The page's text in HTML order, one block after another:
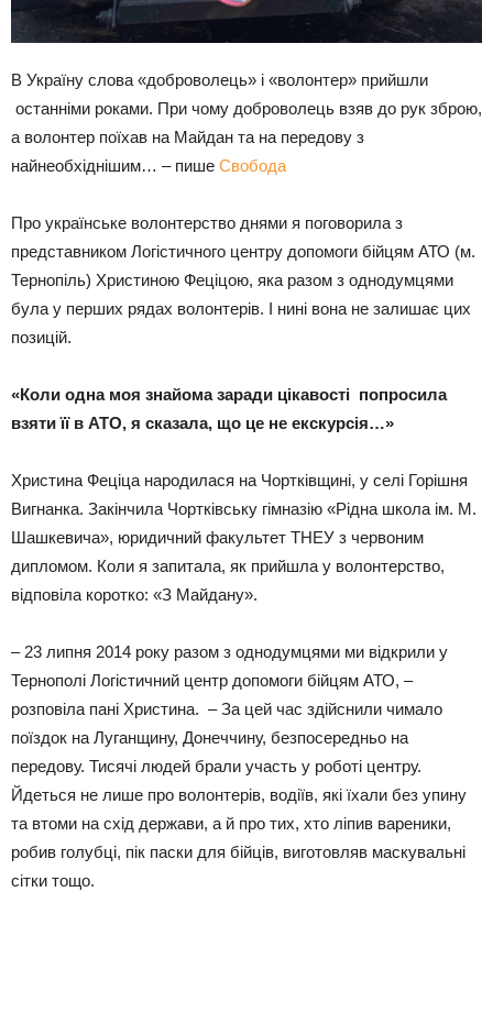
В Україну слова «доброволець» і «волонтер» прийшли
останніми роками. При чому доброволець взяв до рук зброю,
а волонтер поїхав на Майдан та на передову з
найнеобхіднішим… – пише Свобода
Про українське волонтерство днями я поговорила з
представником Логістичного центру допомоги бійцям АТО (м.
Тернопіль) Христиною Феціцою, яка разом з однодумцями
була у перших рядах волонтерів. І нині вона не залишає цих
позицій.
«Коли одна моя знайома заради цікавості попросила
взяти її в АТО, я сказала, що це не екскурсія…»
Христина Феціца народилася на Чортківщині, у селі Горішня
Вигнанка. Закінчила Чортківську гімназію «Рідна школа ім. М.
Шашкевича», юридичний факультет ТНЕУ з червоним
дипломом. Коли я запитала, як прийшла у волонтерство,
відповіла коротко: «З Майдану».
– 23 липня 2014 року разом з однодумцями ми відкрили у
Тернополі Логістичний центр допомоги бійцям АТО, –
розповіла пані Христина. – За цей час здійснили чимало
поїздок на Луганщину, Донеччину, безпосередньо на
передову. Тисячі людей брали участь у роботі центру.
Йдеться не лише про волонтерів, водіїв, які їхали без упину
та втоми на схід держави, а й про тих, хто ліпив вареники,
робив голубці, пік паски для бійців, виготовляв маскувальні
сітки тощо.